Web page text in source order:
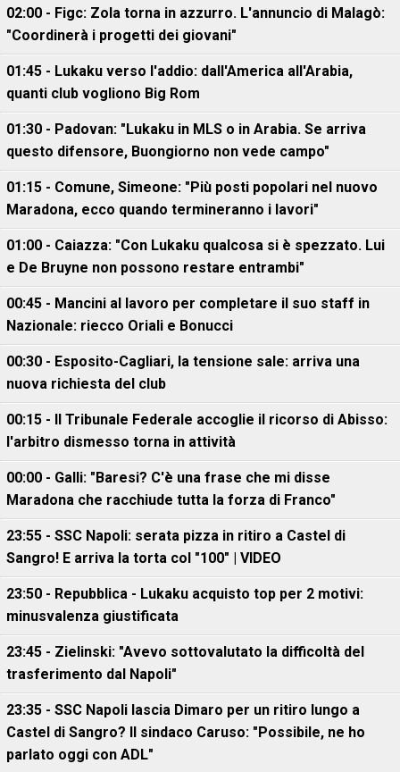
02:00 - Figc: Zola torna in azzurro. L'annuncio di Malagò:
"Coordinerà i progetti dei giovani"
01:45 - Lukaku verso l'addio: dall'America all'Arabia,
quanti club vogliono Big Rom
01:30 - Padovan: "Lukaku in MLS o in Arabia. Se arriva
questo difensore, Buongiorno non vede campo"
01:15 - Comune, Simeone: "Più posti popolari nel nuovo
Maradona, ecco quando termineranno i lavori"
01:00 - Caiazza: "Con Lukaku qualcosa si è spezzato. Lui
e De Bruyne non possono restare entrambi"
00:45 - Mancini al lavoro per completare il suo staff in
Nazionale: riecco Oriali e Bonucci
00:30 - Esposito-Cagliari, la tensione sale: arriva una
nuova richiesta del club
00:15 - Il Tribunale Federale accoglie il ricorso di Abisso:
l'arbitro dismesso torna in attività
00:00 - Galli: "Baresi? C'è una frase che mi disse
Maradona che racchiude tutta la forza di Franco"
23:55 - SSC Napoli: serata pizza in ritiro a Castel di
Sangro! E arriva la torta col "100" | VIDEO
23:50 - Repubblica - Lukaku acquisto top per 2 motivi:
minusvalenza giustificata
23:45 - Zielinski: "Avevo sottovalutato la difficoltà del
trasferimento dal Napoli"
23:35 - SSC Napoli lascia Dimaro per un ritiro lungo a
Castel di Sangro? Il sindaco Caruso: "Possibile, ne ho
parlato oggi con ADL"